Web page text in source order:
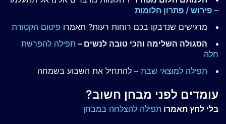
– פירוש / פתרון חלומות
מרגישים שנדבקו בכם רוחות רעות? תאמרו פיטום הקטורת
הסגולה השלימה והכי טובה לנשים – תפילה להפרשת
חלה
תפילה למוצאי שבת – להתחיל את השבוע בשמחה
עומדים לפני מבחן חשוב?
בלי לחץ תאמרו תפילה להצלחה במבחן